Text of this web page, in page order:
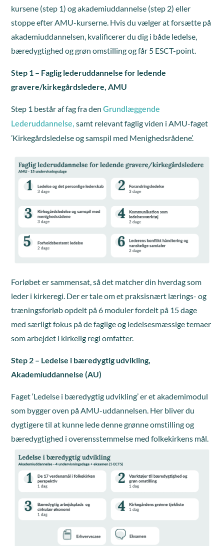
kursene (step 1) og akademiuddannelse (step 2) eller
stoppe efter AMU-kurserne. Hvis du vælger at forsætte på
akademiuddannelsen, kvalificerer du dig i både ledelse,
bæredygtighed og grøn omstilling og får 5 ESCT-point.
Step 1 – Faglig lederuddannelse for ledende
gravere/kirkegårdsledere, AMU
Step 1 består af fag fra denGrundlæggende
Lederuddannelse, samt relevant faglig viden i AMU-faget
’Kirkegårdsledelse og samspil med Menighedsrådene’.
Forløbet er sammensat, så det matcher din hverdag som
leder i kirkeregi. Der er tale om et praksisnært lærings- og
træningsforløb opdelt på 6 moduler fordelt på 15 dage
med særligt fokus på de faglige og ledelsesmæssige temaer
som arbejdet i kirkelig regi omfatter.
Step 2 – Ledelse i bæredygtig udvikling,
Akademiuddannelse (AU)
Faget ‘Ledelse i bæredygtig udvikling’ er et akademimodul
som bygger oven på AMU-uddannelsen. Her bliver du
dygtigere til at kunne lede denne grønne omstilling og
bæredygtighed i overensstemmelse med folkekirkens mål.